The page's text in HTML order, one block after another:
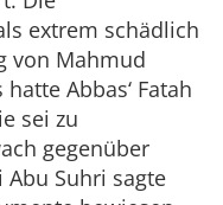
extrem schädlich
von Mahmud
Abbas‘ Fatah
sei zu
gegenüber
Abu Suhri sagte